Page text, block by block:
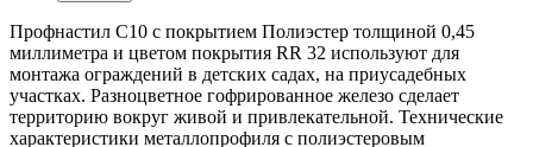
Профнастил С10 с покрытием Полиэстер толщиной 0,45
миллиметра и цветом покрытия RR 32 используют для
монтажа ограждений в детских садах, на приусадебных
участках. Разноцветное гофрированное железо сделает
территорию вокруг живой и привлекательной. Технические
характеристики металлопрофиля с полиэстеровым